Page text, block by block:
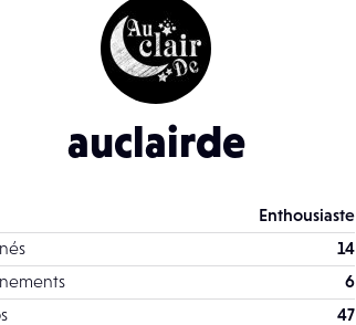
auclairde
Enthousiaste
14
6
47